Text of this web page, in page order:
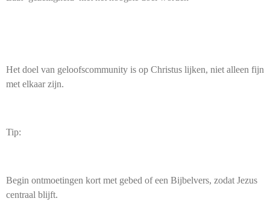
Het doel van geloofscommunity is op Christus lijken, niet alleen fijn
met elkaar zijn.
Tip:
Begin ontmoetingen kort met gebed of een Bijbelvers, zodat Jezus
centraal blijft.